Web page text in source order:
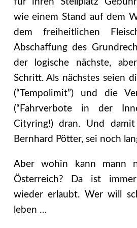
für ihren Stellplatz
wie einem Stand auf dem
dem freiheitlichen
Abschaffung des
der logische nächste,
Schritt. Als nächstes seien
(“Tempolimit”) und die
(“Fahrverbote in der
Cityring!) dran. Und
Bernhard Pötter, sei noch
Aber wohin kann mann
Österreich? Da ist
wieder erlaubt. Wer will
leben …